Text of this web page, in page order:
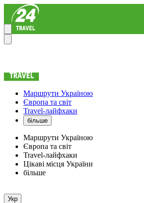
Маршрути Україною
Європа та світ
Travel-лайфхаки
більше
Маршрути Україною
Європа та світ
Travel-лайфхаки
Цікаві місця України
більше
Укр